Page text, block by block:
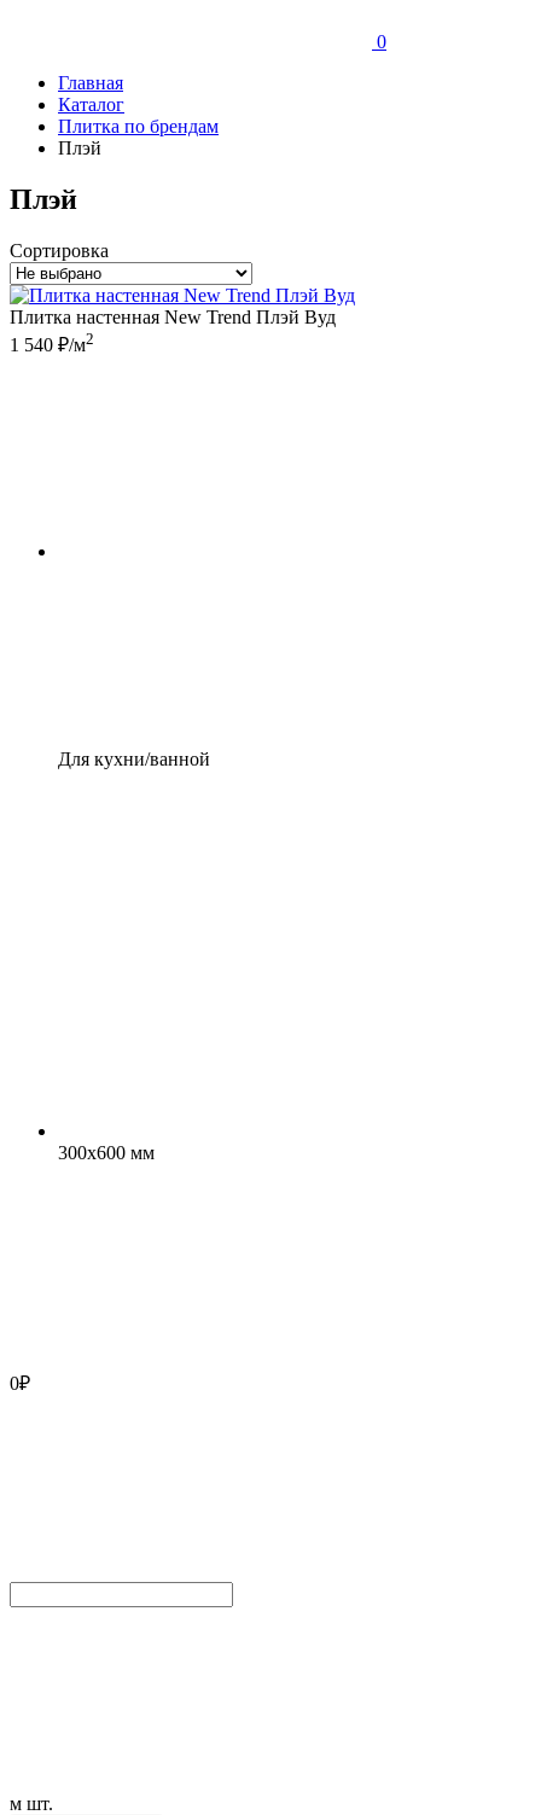
0
Главная
Каталог
Плитка по брендам
Плэй
Плэй
Сортировка
Плитка настенная New Trend Плэй Вуд
1 540 ₽/м2
Для кухни/ванной
300x600 мм
0₽
м шт.